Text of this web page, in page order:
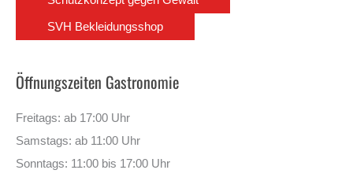
SVH Bekleidungsshop
Öffnungszeiten Gastronomie
Freitags: ab 17:00 Uhr
Samstags: ab 11:00 Uhr
Sonntags: 11:00 bis 17:00 Uhr